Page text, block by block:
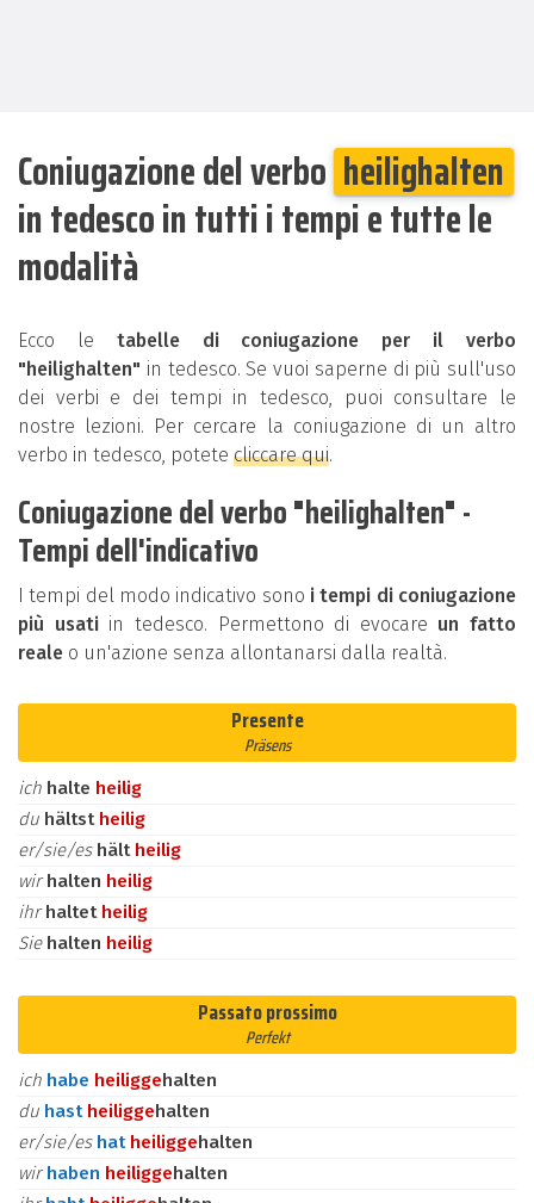
Coniugazione del verbo heilighalten
in tedesco in tutti i tempi e tutte le
modalità
Ecco le tabelle di coniugazione per il verbo
"heilighalten" in tedesco. Se vuoi saperne di più sull'uso
dei verbi e dei tempi in tedesco, puoi consultare le
nostre lezioni. Per cercare la coniugazione di un altro
verbo in tedesco, potete cliccare qui.
Coniugazione del verbo "heilighalten" -
Tempi dell'indicativo
I tempi del modo indicativo sono i tempi di coniugazione
più usati in tedesco. Permettono di evocare un fatto
reale o un'azione senza allontanarsi dalla realtà.
Presente
Präsens
ich halte heilig
du hältst heilig
er/sie/es hält heilig
wirhalten heilig
ihrhaltet heilig
Sie halten heilig
Passato prossimo
Perfekt
ich habe heiliggehalten
du hast heiliggehalten
er/sie/es hat heiliggehalten
wirhaben heiliggehalten